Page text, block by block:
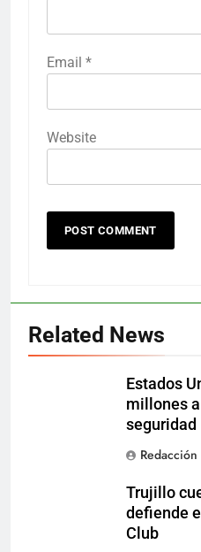
Email *
Website
Related News
Estados
millones
seguridad
Trujillo
defiende
Club